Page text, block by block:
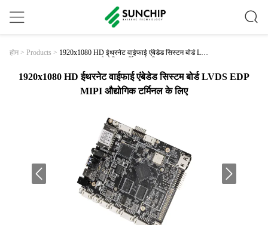
होम > Products > 1920x1080 HD ईथरनेट वाईफाई एंबेडेड सिस्टम बोर्ड LVD
S EDP MIPI औद्योगिक टर्मिनल के लिए
1920x1080 HD ईथरनेट वाईफाई एंबेडेड सिस्टम बोर्ड LVDS EDP
MIPI औद्योगिक टर्मिनल के लिए